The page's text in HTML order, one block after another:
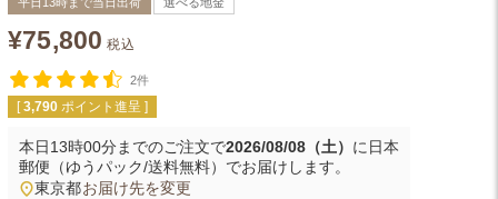
¥75,800 税込
2件
[ 3,790 ポイント進呈 ]
本日13時00分までのご注文で2026/08/08（土） に 日本
郵便（ゆうパック/送料無料） でお届けします。
東京都お届け先を変更